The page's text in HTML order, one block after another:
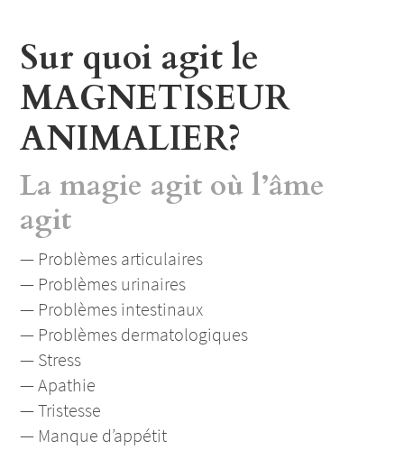
Sur quoi agit le
MAGNETISEUR
ANIMALIER?
La magie agit où l’âme
agit
— Problèmes articulaires
— Problèmes urinaires
— Problèmes intestinaux
— Problèmes dermatologiques
— Stress
— Apathie
— Tristesse
— Manque d’appétit